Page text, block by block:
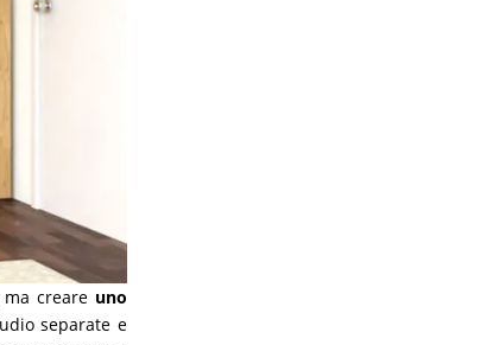
creare uno
separate e